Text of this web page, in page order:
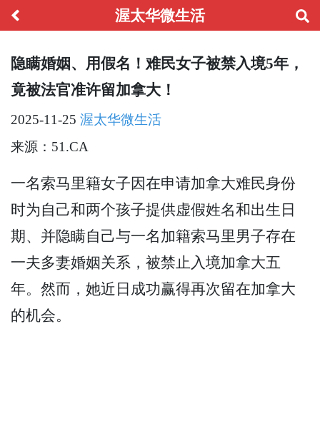
渥太华微生活
隐瞒婚姻、用假名！难民女子被禁入境5年，
竟被法官准许留加拿大！
2025-11-25 渥太华微生活
来源：51.CA
一名索马里籍女子因在申请加拿大难民身份
时为自己和两个孩子提供虚假姓名和出生日
期、并隐瞒自己与一名加籍索马里男子存在
一夫多妻婚姻关系，被禁止入境加拿大五
年。然而，她近日成功赢得再次留在加拿大
的机会。